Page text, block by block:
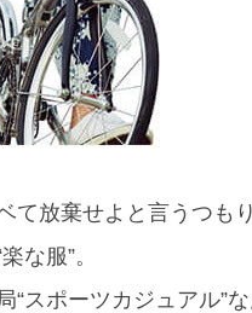
て放棄せよと言うつも
な服”。
“スポーツカジュアル”